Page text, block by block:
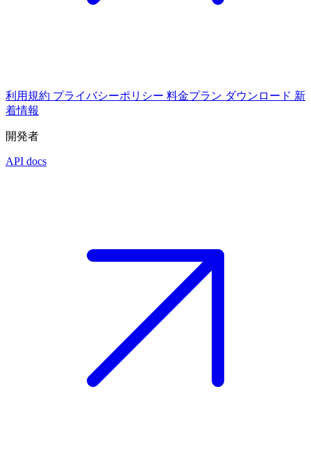
利用規約 プライバシーポリシー 料金プラン ダウンロード 新
着情報
開発者
API docs